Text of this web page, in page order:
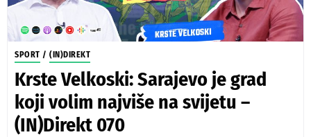
SPORT / (IN)DIREKT
Krste Velkoski: Sarajevo je grad
koji volim najviše na svijetu –
(IN)Direkt 070